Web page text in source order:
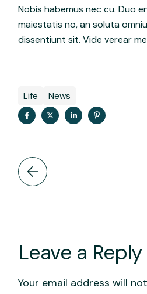
Nobis habemus nec cu. Duo
maiestatis no, an soluta
dissentiunt sit. Vide verear
Life News
Leave a Reply
Your email address will